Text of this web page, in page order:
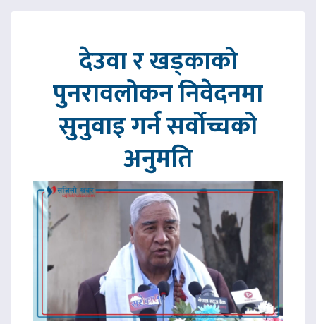
देउवा र खड्काको
पुनरावलोकन निवेदनमा
सुनुवाइ गर्न सर्वोच्चको
अनुमति